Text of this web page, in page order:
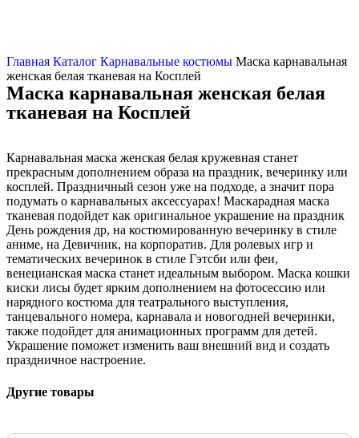
Главная Каталог Карнавальные костюмы Маска карнавальная
женская белая тканевая на Косплей
Маска карнавальная женская белая
тканевая на Косплей
Карнавальная маска женская белая кружевная станет
прекрасным дополнением образа на праздник, вечеринку или
косплей. Праздничный сезон уже на подходе, а значит пора
подумать о карнавальных аксессуарах! Маскарадная маска
тканевая подойдет как оригинальное украшение на праздник
День рождения др, на костюмированную вечеринку в стиле
аниме, на Девичник, на корпоратив. Для ролевых игр и
тематических вечеринок в стиле Гэтсби или феи,
венецианская маска станет идеальным выбором. Маска кошки
киски лисы будет ярким дополнением на фотосессию или
нарядного костюма для театрального выступления,
танцевального номера, карнавала и новогодней вечеринки,
также подойдет для анимационных программ для детей.
Украшение поможет изменить ваш внешний вид и создать
праздничное настроение.
Другие товары